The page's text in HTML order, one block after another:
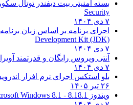
بسته امنیتی بیت دیفندر توتال
Security
۷ دی ۱۴۰۴
اجرای برنامه بر اساس زبان
Development Kit (JDK)
۷ دی ۱۴۰۴
آنتی ویروس رایگان و قدرتمند آویرا
۷ دی ۱۴۰۴
بلو استکس اجرای نرم افزار
۲۶ تیر ۱۴۰۵
ویندوز 8.1
8.1 - Microsoft Windows 8.1